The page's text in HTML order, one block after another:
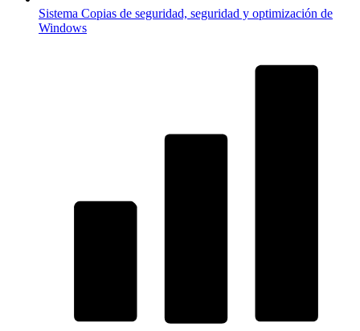
Sistema Copias de seguridad, seguridad y optimización de
Windows